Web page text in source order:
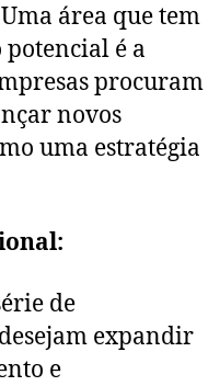
área que tem
potencial é a
procuram
novos
uma estratégia
de
expandir
e